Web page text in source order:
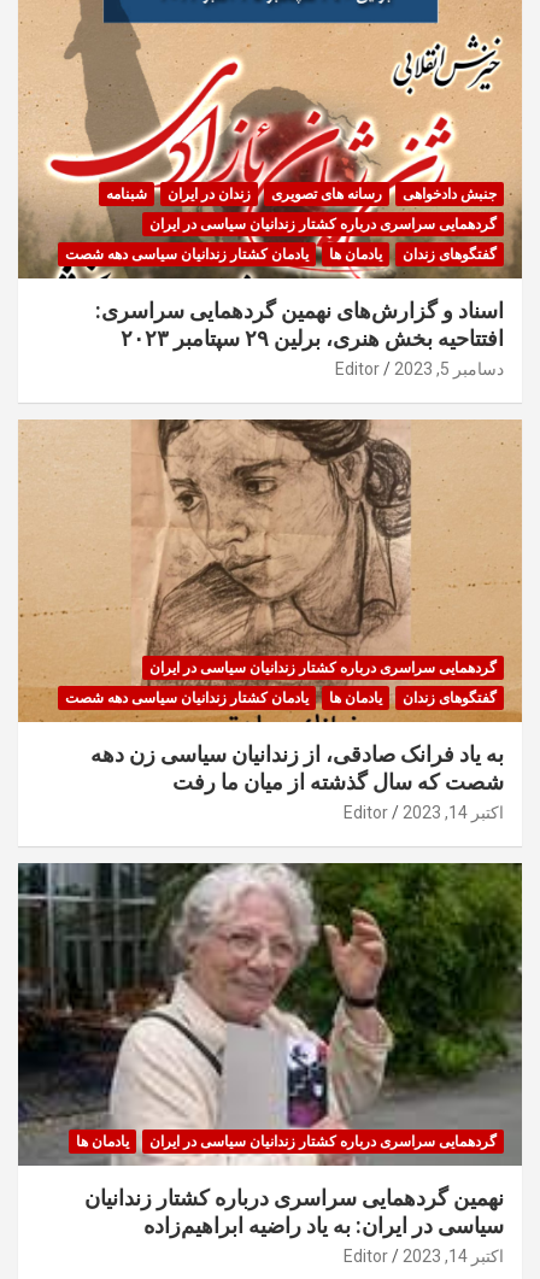
جنبش دادخواهی رسانه های تصویری زندان در ایران
شبنامه
گردهمایی سراسری درباره کشتار زندانیان سیاسی در ایران
گفتگوهای زندان
یادمان ها یادمان کشتار زندانیان سیاسی دهه شصت
اسناد و گزارش‌های نهمین گردهمایی سراسری:
افتتاحیه بخش هنری، برلین ۲۹ سپتامبر ۲۰۲۳
دسامبر 5, 2023 Editor
گردهمایی سراسری درباره کشتار زندانیان سیاسی در ایران
گفتگوهای زندان
یادمان ها یادمان کشتار زندانیان سیاسی دهه شصت
به یاد فرانک صادقی، از زندانیان سیاسی زن دهه
شصت که سال گذشته از میان ما رفت
اکتبر 14, 2023 Editor
گردهمایی سراسری درباره کشتار زندانیان سیاسی در ایران یادمان ها
نهمین گردهمایی سراسری درباره کشتار زندانیان
سیاسی در ایران: به یاد راضیه ابراهیم‌زاده
اکتبر 14, 2023 Editor